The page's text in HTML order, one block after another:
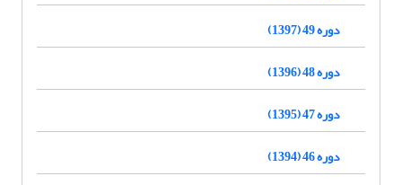
دوره 49 (1397)
دوره 48 (1396)
دوره 47 (1395)
دوره 46 (1394)